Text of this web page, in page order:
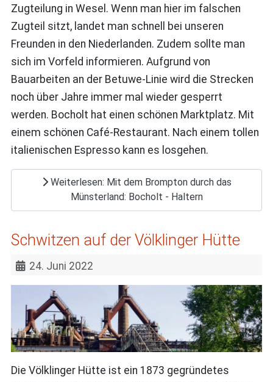
Zugteilung in Wesel. Wenn man hier im falschen
Zugteil sitzt, landet man schnell bei unseren
Freunden in den Niederlanden. Zudem sollte man
sich im Vorfeld informieren. Aufgrund von
Bauarbeiten an der Betuwe-Linie wird die Strecken
noch über Jahre immer mal wieder gesperrt
werden. Bocholt hat einen schönen Marktplatz. Mit
einem schönen Café-Restaurant. Nach einem tollen
italienischen Espresso kann es losgehen.
Weiterlesen: Mit dem Brompton durch das
Münsterland: Bocholt - Haltern
Schwitzen auf der Völklinger Hütte
24. Juni 2022
Die Völklinger Hütte ist ein 1873 gegründetes